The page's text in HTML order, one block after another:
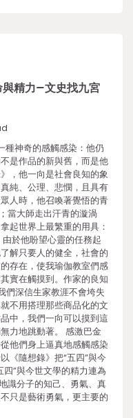
精力–文史找九宮
種神奇的感觸感染：他仍
是作品的新與舊，而是他
，他一向是社會良知的象
純、公理、悲憫，且具有
人時，他召喚著覺悟的青
當大師走出汗青的漩渦
起世界上最繁重的用具：
於他盼望心靈的任務起
解只要人的健全，社會的
存在，使我瑜伽教室們感
實在觸摸到。作家的良知
們深信生家教涯不會垮失
不用搭理那些商品化的文
中，我們一向可以摸到這
力地跳動著。 感激巴金
他們身上逼真地感觸感染
《隨想錄》把“五四”與今
”與今世文學的精力連為
識分子的知己、勇氣、真
只是藝術勇氣，更主要的